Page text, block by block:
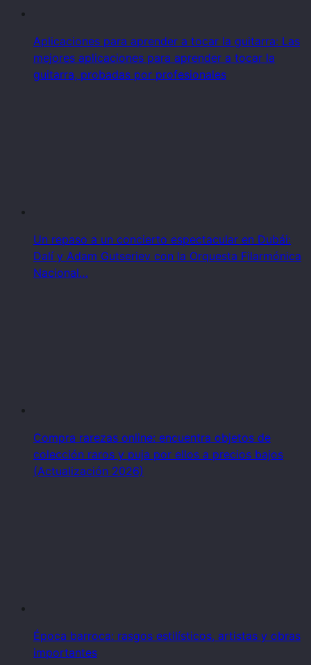
Aplicaciones para aprender a tocar la guitarra: Las
mejores aplicaciones para aprender a tocar la
guitarra, probadas por profesionales
Un repaso a un concierto espectacular en Dubái:
Dalí y Adam Gutseriev con la Orquesta Filarmónica
Nacional…
Compra rarezas online: encuentra objetos de
colección raros y puja por ellos a precios bajos
(Actualización 2026)
Época barroca: rasgos estilísticos, artistas y obras
importantes